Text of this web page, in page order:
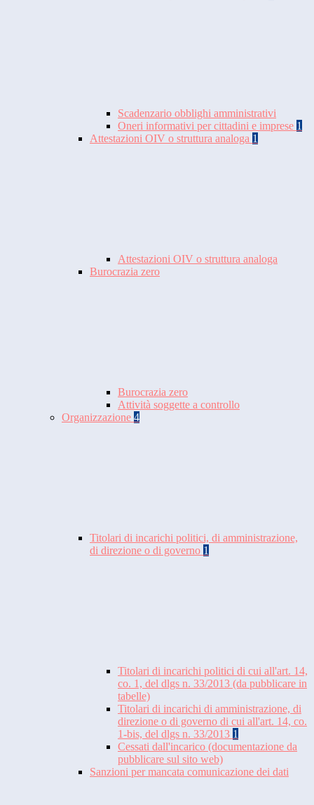
Scadenzario obblighi amministrativi
Oneri informativi per cittadini e imprese 1
Attestazioni OIV o struttura analoga 1
Attestazioni OIV o struttura analoga
Burocrazia zero
Burocrazia zero
Attività soggette a controllo
Organizzazione 4
Titolari di incarichi politici, di amministrazione,
di direzione o di governo 1
Titolari di incarichi politici di cui all'art. 14,
co. 1, del dlgs n. 33/2013 (da pubblicare in
tabelle)
Titolari di incarichi di amministrazione, di
direzione o di governo di cui all'art. 14, co.
1-bis, del dlgs n. 33/2013 1
Cessati dall'incarico (documentazione da
pubblicare sul sito web)
Sanzioni per mancata comunicazione dei dati